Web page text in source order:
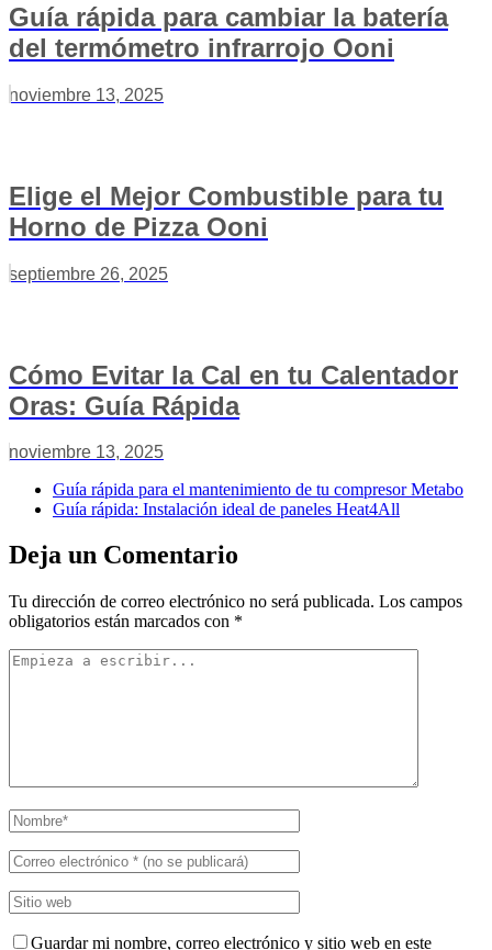
Guía rápida para cambiar la batería
del termómetro infrarrojo Ooni
noviembre 13, 2025
Elige el Mejor Combustible para tu
Horno de Pizza Ooni
septiembre 26, 2025
Cómo Evitar la Cal en tu Calentador
Oras: Guía Rápida
noviembre 13, 2025
Guía rápida para el mantenimiento de tu compresor Metabo
Guía rápida: Instalación ideal de paneles Heat4All
Deja un Comentario
Tu dirección de correo electrónico no será publicada. Los campos
obligatorios están marcados con *
Guardar mi nombre, correo electrónico y sitio web en este